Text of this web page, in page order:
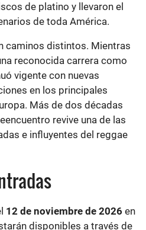
de platino y llevaron el
de toda América.
caminos distintos. Mientras
reconocida carrera como
vigente con nuevas
en los principales
Más de dos décadas
revive una de las
e influyentes del reggae
12 de noviembre de 2026 en
disponibles a través de